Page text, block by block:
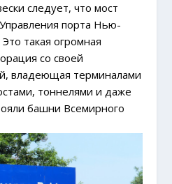
следует, что мост
порта Нью-
такая огромная
со своей
владеющая терминалами
тоннелями и даже
башни Всемирного